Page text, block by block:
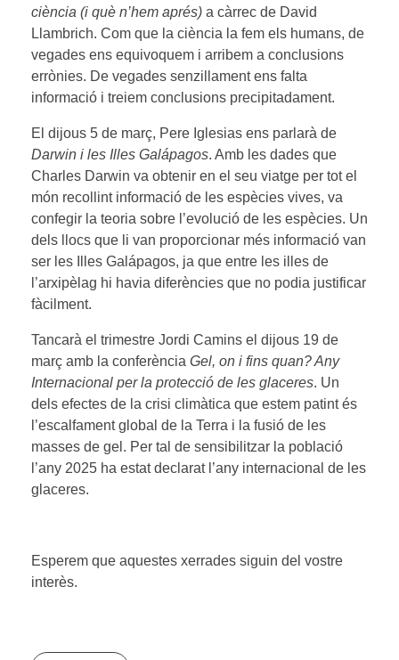
ciència (i què n’hem aprés) a càrrec de David
Llambrich. Com que la ciència la fem els humans, de
vegades ens equivoquem i arribem a conclusions
errònies. De vegades senzillament ens falta
informació i treiem conclusions precipitadament.
El dijous 5 de març, Pere Iglesias ens parlarà de
Darwin i les Illes Galápagos. Amb les dades que
Charles Darwin va obtenir en el seu viatge per tot el
món recollint informació de les espècies vives, va
confegir la teoria sobre l’evolució de les espècies. Un
dels llocs que li van proporcionar més informació van
ser les Illes Galápagos, ja que entre les illes de
l’arxipèlag hi havia diferències que no podia justificar
fàcilment.
Tancarà el trimestre Jordi Camins el dijous 19 de
març amb la conferència Gel, on i fins quan? Any
Internacional per la protecció de les glaceres. Un
dels efectes de la crisi climàtica que estem patint és
l’escalfament global de la Terra i la fusió de les
masses de gel. Per tal de sensibilitzar la població
l’any 2025 ha estat declarat l’any internacional de les
glaceres.
Esperem que aquestes xerrades siguin del vostre
interès.